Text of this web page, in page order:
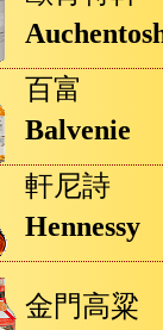
百富
Balvenie
軒尼詩
Hennessy
金門高粱